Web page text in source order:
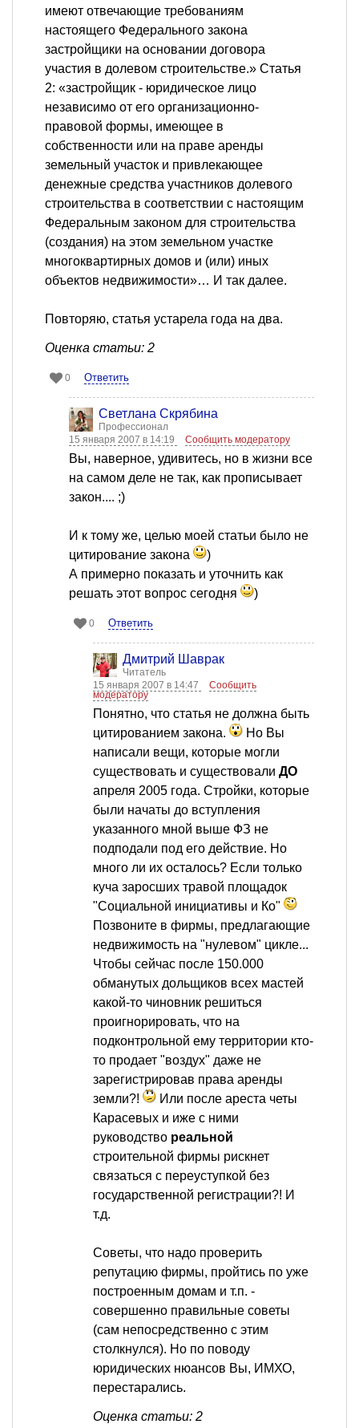
имеют отвечающие требованиям
настоящего Федерального закона
застройщики на основании договора
участия в долевом строительстве.» Статья
2: «застройщик - юридическое лицо
независимо от его организационно-
правовой формы, имеющее в
собственности или на праве аренды
земельный участок и привлекающее
денежные средства участников долевого
строительства в соответствии с настоящим
Федеральным законом для строительства
(создания) на этом земельном участке
многоквартирных домов и (или) иных
объектов недвижимости»… И так далее.
Повторяю, статья устарела года на два.
Оценка статьи: 2
0 Ответить
Светлана Скрябина
Профессионал
15 января 2007 в 14:19
Сообщить модератору
Вы, наверное, удивитесь, но в жизни все
на самом деле не так, как прописывает
закон.... ;)
И к тому же, целью моей статьи было не
цитирование закона
)
А примерно показать и уточнить как
решать этот вопрос сегодня
)
0 Ответить
Дмитрий Шаврак
Читатель
15 января 2007 в 14:47
Сообщить
модератору
Понятно, что статья не должна быть
цитированием закона.
Но Вы
написали вещи, которые могли
существовать и существовали ДО
апреля 2005 года. Стройки, которые
были начаты до вступления
указанного мной выше ФЗ не
подподали под его действие. Но
много ли их осталось? Если только
куча заросших травой площадок
"Социальной инициативы и Ко"
Позвоните в фирмы, предлагающие
недвижимость на "нулевом" цикле...
Чтобы сейчас после 150.000
обманутых дольщиков всех мастей
какой-то чиновник решиться
проигнорировать, что на
подконтрольной ему территории кто-
то продает "воздух" даже не
зарегистрировав права аренды
земли?!
Или после ареста четы
Карасевых и иже с ними
руководство реальной
строительной фирмы рискнет
связаться с переуступкой без
государственной регистрации?! И
т.д.
Советы, что надо проверить
репутацию фирмы, пройтись по уже
построенным домам и т.п. -
совершенно правильные советы
(сам непосредственно с этим
столкнулся). Но по поводу
юридических нюансов Вы, ИМХО,
перестарались.
Оценка статьи: 2